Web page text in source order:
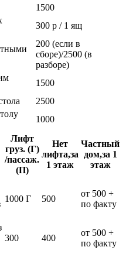
1500
300 р / 1 ящ
200 (если в
сборе)/2500 (в
разборе)
1500
2500
1000
Лифт
груз. (Г)
/пассаж.
(П)
Нет
лифта,за
1 этаж
Частный
дом,за 1
этаж
1000 Г 500
от 500 +
по факту
300 400
от 500 +
по факту